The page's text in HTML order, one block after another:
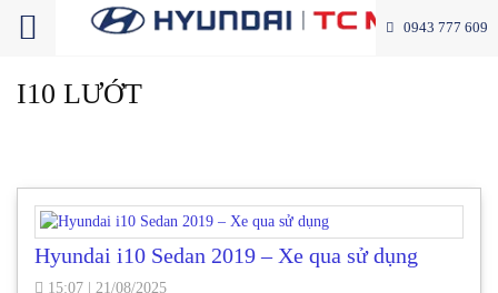
0943 777 609
I10 LƯỚT
Hyundai i10 Sedan 2019 – Xe qua sử dụng
15:07
21/08/2025